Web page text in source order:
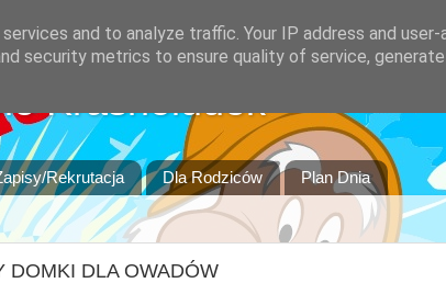
Krasnoludek
Rekrutacja Dla Rodziców Plan Dnia
DOMKI DLA OWADÓW
and to analyze traffic. Your IP address and user-
security metrics to ensure quality of service,